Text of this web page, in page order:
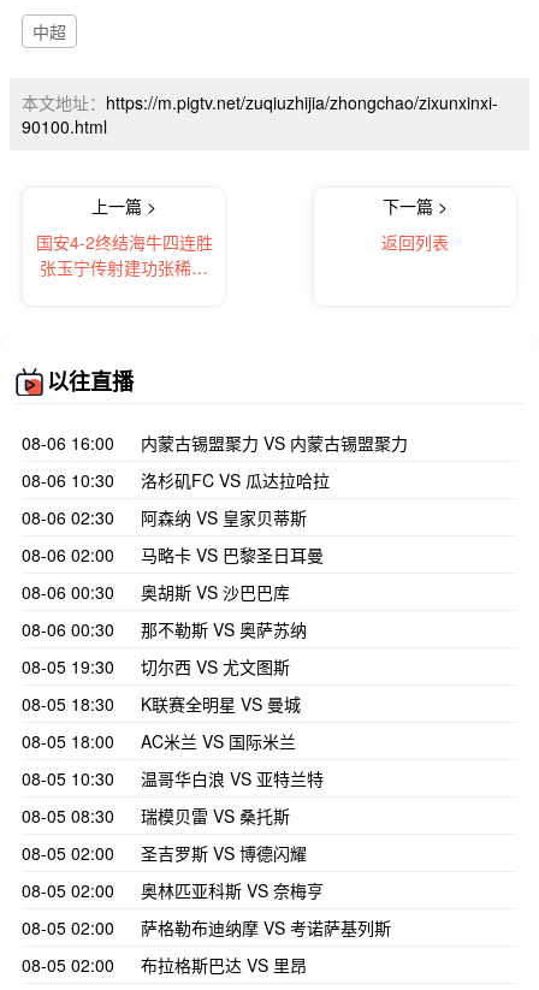
中超
本文地址： https://m.pigtv.net/zuqiuzhijia/zhongchao/zixunxinxi-
90100.html
上一篇 >
国安4-2终结海牛四连胜
张玉宁传射建功张稀哲
下一篇 >
返回列表
以往直播
08-06 16:00
内蒙古锡盟聚力 VS 内蒙古锡盟聚力
08-06 10:30
洛杉矶FC VS 瓜达拉哈拉
08-06 02:30
阿森纳 VS 皇家贝蒂斯
08-06 02:00
马略卡 VS 巴黎圣日耳曼
08-06 00:30
奥胡斯 VS 沙巴巴库
08-06 00:30
那不勒斯 VS 奥萨苏纳
08-05 19:30
切尔西 VS 尤文图斯
08-05 18:30
K联赛全明星 VS 曼城
08-05 18:00
AC米兰 VS 国际米兰
08-05 10:30
温哥华白浪 VS 亚特兰特
08-05 08:30
瑞模贝雷 VS 桑托斯
08-05 02:00
圣吉罗斯 VS 博德闪耀
08-05 02:00
奥林匹亚科斯 VS 奈梅亨
08-05 02:00
萨格勒布迪纳摩 VS 考诺萨基列斯
08-05 02:00
布拉格斯巴达 VS 里昂